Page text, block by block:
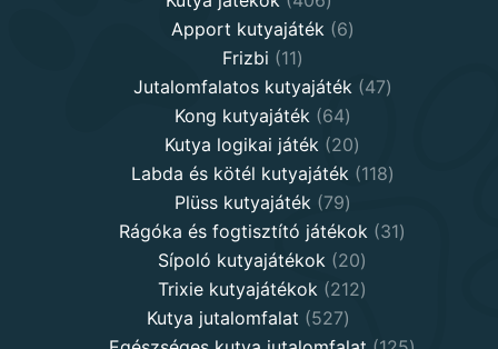
products
Apport kutyajáték 66
Frizbi 1111
products
Jutalomfalatos kutyajáték 4747
Kong kutyajáték 6464
products
Kutya logikai játék 2020
products
Labda és kötél kutyajáték 118118
Plüss kutyajáték 7979
products
Rágóka és fogtisztító játékok 3131
Sípoló kutyajátékok 2020
products
Trixie kutyajátékok 212212
Kutya jutalomfalat 527527